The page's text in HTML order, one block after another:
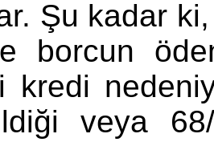
Şu kadar
borcun
kredi
veya